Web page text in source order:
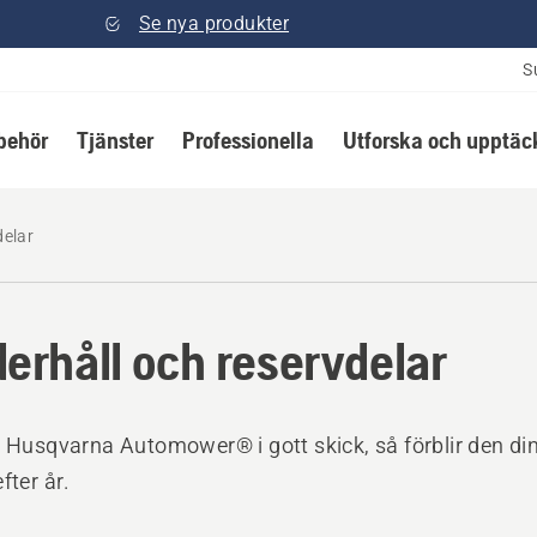
Se nya produkter
Tjänster Professionella Utforska och
och reservdelar
Husqvarna Automower® i gott skick, så förblir den
år.